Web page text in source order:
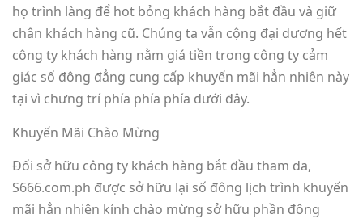
họ trình làng để hot bỏng khách hàng bắt đầu và giữ
chân khách hàng cũ. Chúng ta vẫn cộng đại dương hết
công ty khách hàng nằm giá tiền trong công ty cảm
giác số đông đẳng cung cấp khuyến mãi hẳn nhiên này
tại vì chưng trí phía phía phía dưới đây.
Khuyến Mãi Chào Mừng
Đối sở hữu công ty khách hàng bắt đầu tham da,
S666.com.ph được sở hữu lại số đông lịch trình khuyến
mãi hẳn nhiên kính chào mừng sở hữu phần đông